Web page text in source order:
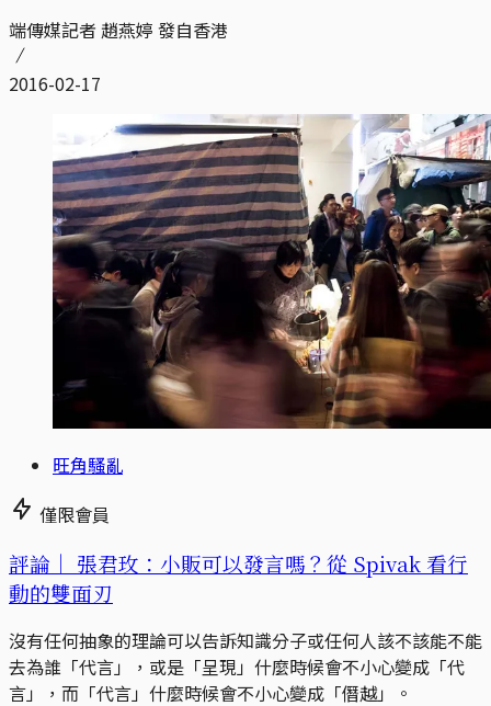
端傳媒記者 趙燕婷 發自香港
2016-02-17
旺角騷亂
僅限會員
評論｜ 張君玫：小販可以發言嗎？從 Spivak 看行
動的雙面刃
沒有任何抽象的理論可以告訴知識分子或任何人該不該能不能
去為誰「代言」，或是「呈現」什麼時候會不小心變成「代
言」，而「代言」什麼時候會不小心變成「僭越」。